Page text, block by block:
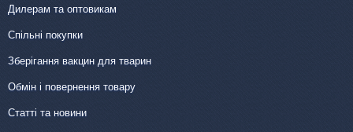
Дилерам та оптовикам
Спільні покупки
Зберігання вакцин для тварин
Обмін і повернення товару
Статті та новини